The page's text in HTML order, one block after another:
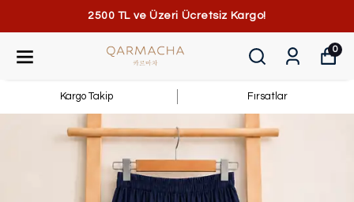
2500 TL ve Üzeri Ücretsiz Kargo!
0
Kargo Takip Fırsatlar